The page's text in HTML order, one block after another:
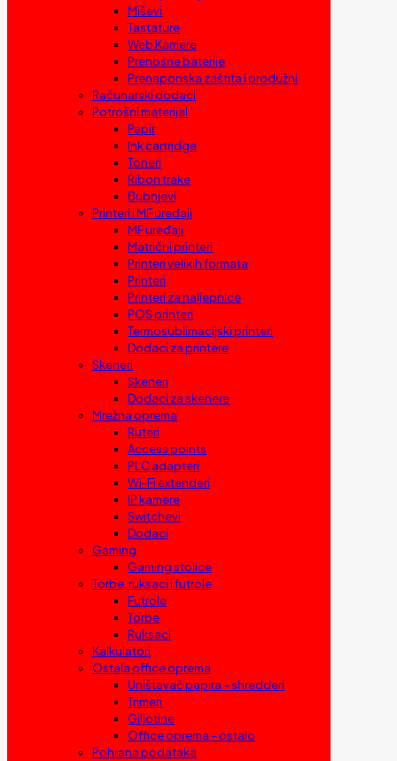
Miševi
Tastature
Web Kamere
Prenosne baterije
Prenaponska zaštita i produžni
Računarski dodaci
Potrošni materijal
Papir
Ink cartridge
Toneri
Ribon trake
Bubnjevi
Printeri i MF uređaji
MF uređaji
Matrični printeri
Printeri velikih formata
Printeri
Printeri za naljepnice
POS printeri
Termosublimacijski printeri
Dodaci za printere
Skeneri
Skeneri
Dodaci za skenere
Mrežna oprema
Ruteri
Access points
PLC adapteri
Wi-Fi extenderi
IP kamere
Switchevi
Dodaci
Gaming
Gaming stolice
Torbe, ruksaci i futrole
Futrole
Torbe
Ruksaci
Kalkulatori
Ostala office oprema
Uništavač papira – shredderi
Trimeri
Giljotine
Office oprema – ostalo
Pohrana podataka